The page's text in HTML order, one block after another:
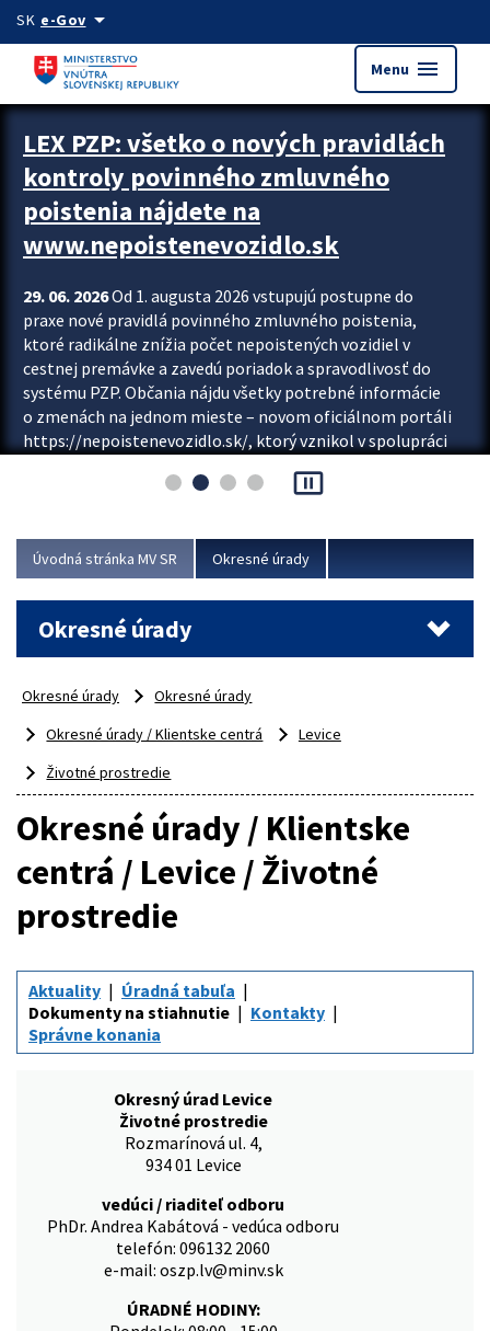
Preskocit na hlavný obsah
SK e-Govarrow_drop_down
Menu menu
Zastavit automatický posun upútavok
LEX PZP: všetko o nových pravidlách
kontroly povinného zmluvného
poistenia nájdete na
www.nepoistenevozidlo.sk
29. 06. 2026Od 1. augusta 2026 vstupujú postupne do
praxe nové pravidlá povinného zmluvného poistenia,
ktoré radikálne znížia počet nepoistených vozidiel v
cestnej premávke a zavedú poriadok a spravodlivosť do
systému PZP. Občania nájdu všetky potrebné informácie
o zmenách na jednom mieste – novom oficiálnom portáli
https://nepoistenevozidlo.sk/, ktorý vznikol v spolupráci
asociácie poisťovní (SLASPO) a Ministerstva vnútra SR.
Viac
pause_presentation
Úvodná stránka MV SR Okresné úrady
Okresné úrady
Okresné úrady
Okresné úrady
Okresné úrady / Klientske centrá
Levice
Životné prostredie
Okresné úrady / Klientske
centrá / Levice / Životné
prostredie
Aktuality
Úradná tabuľa
Dokumenty na stiahnutie
Kontakty
Správne konania
Okresný úrad Levice
Životné prostredie
Rozmarínová ul. 4,
934 01 Levice
vedúci / riaditeľ odboru
PhDr. Andrea Kabátová - vedúca odboru
telefón: 096132 2060
e-mail: oszp.lv@minv.sk
ÚRADNÉ HODINY: